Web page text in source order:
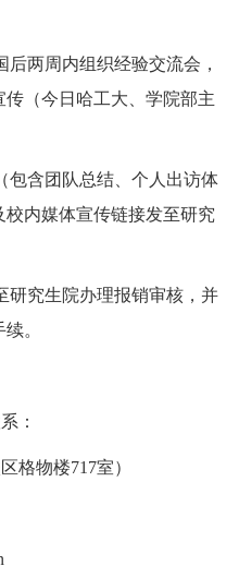
后两周内组织经验交流会，
（今日哈工大、学院部主
包含团队总结、个人出访体
内媒体宣传链接发至研究
研究生院办理报销审核，并
。
：
格物楼717室）